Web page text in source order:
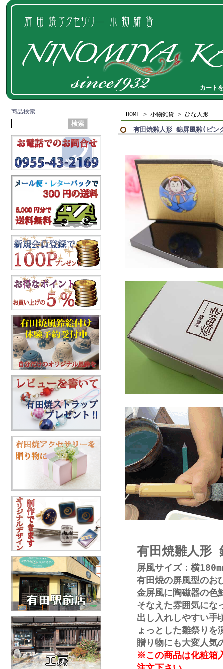
カート
商品検索 HOME > 小物雑貨 > ひな人形
有田焼雛人形 錦屏風雛(ピ
有田焼雛人形
屏風サイズ：横
有田焼の屏風型のお
金屏風に陶磁器の色
そなえた雰囲気にな
出し入れしやすい手
ょっとした雛祭りを
贈り物にも大変人気
※この商品は化粧箱